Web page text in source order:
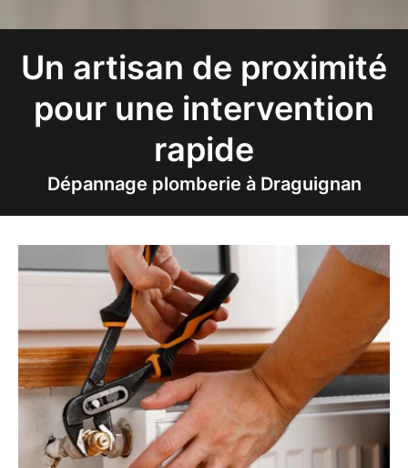
Dépannage plomberie à Draguignan
Un artisan de proximité
pour une intervention
rapide